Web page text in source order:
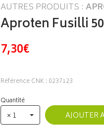
AUTRES PRODUITS :
Aproten Fusilli
7,30€
Référence CNK : 0237123
Quantité
× 1 AJOUTER